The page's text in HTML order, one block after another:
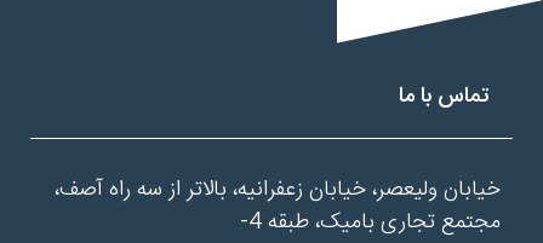
تماس با ما
خیابان ولیعصر، خیابان زعفرانیه، بالاتر از سه راه آصف،
مجتمع تجاری بامیک، طبقه 4-